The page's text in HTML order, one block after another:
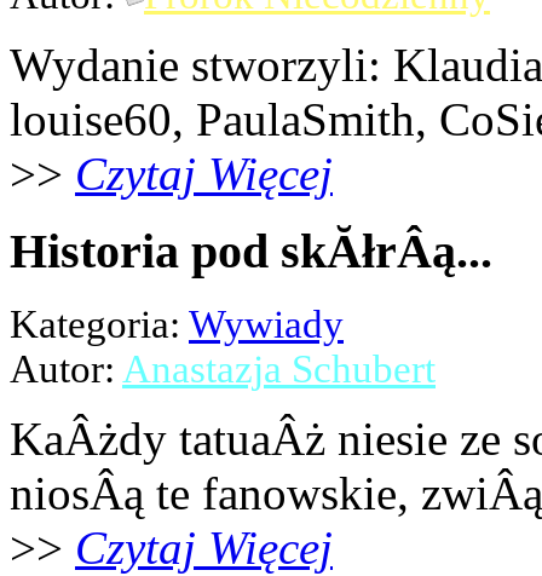
Wydanie stworzyli:
louise60, PaulaSmith,
>> Czytaj Więcej
Historia pod skĂłrÂą...
Kategoria: Wywiady
Autor: Anastazja Schubert
KaÂżdy tatuaÂż niesie ze
niosÂą te fanowskie,
>> Czytaj Więcej